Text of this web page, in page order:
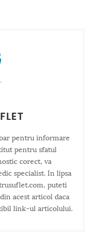
pentru informare
pentru sfatul
corect, va
specialist. In lipsa
puteti
acest articol daca
link-ul articolului.